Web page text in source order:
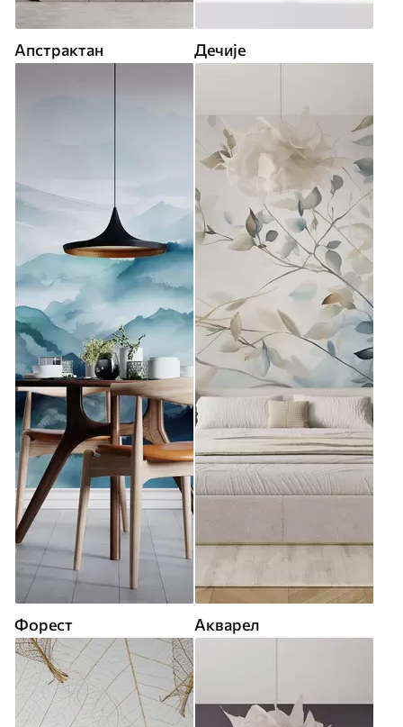
Апстрактан Дечије
Форест Акварел